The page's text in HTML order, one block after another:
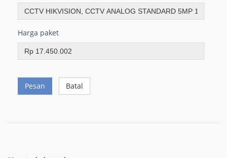
Harga paket
Pesan Batal